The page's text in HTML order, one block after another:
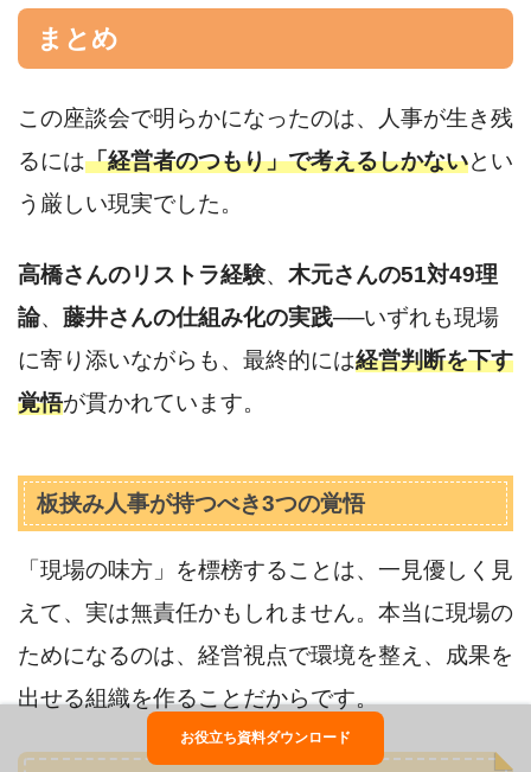
まとめ
この座談会で明らかになったのは、人事が生き残
るには「経営者のつもり」で考えるしかないとい
う厳しい現実でした。
高橋さんのリストラ経験、 木元さんの51対49理
論、 藤井さんの仕組み化の実践──いずれも現場
に寄り添いながらも、最終的には経営判断を下す
覚悟が貫かれています。
板挟み人事が持つべき3つの覚悟
「現場の味方」を標榜することは、一見優しく見
えて、実は無責任かもしれません。本当に現場の
ためになるのは、経営視点で環境を整え、成果を
出せる組織を作ることだからです。
お役立ち資料ダウンロード